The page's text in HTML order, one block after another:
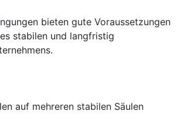
bieten gute Voraussetzungen
stabilen und langfristig
auf mehreren stabilen Säulen